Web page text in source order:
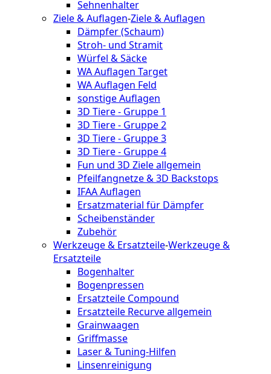
Sehnenhalter
Ziele & Auflagen-Ziele & Auflagen
Dämpfer (Schaum)
Stroh- und Stramit
Würfel & Säcke
WA Auflagen Target
WA Auflagen Feld
sonstige Auflagen
3D Tiere - Gruppe 1
3D Tiere - Gruppe 2
3D Tiere - Gruppe 3
3D Tiere - Gruppe 4
Fun und 3D Ziele allgemein
Pfeilfangnetze & 3D Backstops
IFAA Auflagen
Ersatzmaterial für Dämpfer
Scheibenständer
Zubehör
Werkzeuge & Ersatzteile-Werkzeuge &
Ersatzteile
Bogenhalter
Bogenpressen
Ersatzteile Compound
Ersatzteile Recurve allgemein
Grainwaagen
Griffmasse
Laser & Tuning-Hilfen
Linsenreinigung